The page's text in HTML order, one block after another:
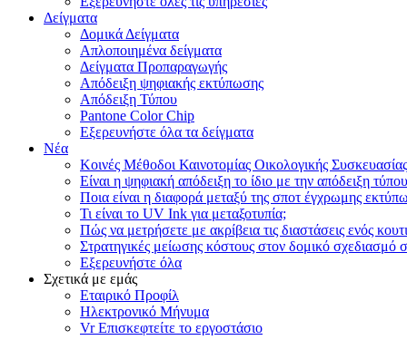
Δείγματα
Δομικά Δείγματα
Απλοποιημένα δείγματα
Δείγματα Προπαραγωγής
Απόδειξη ψηφιακής εκτύπωσης
Απόδειξη Τύπου
Pantone Color Chip
Εξερευνήστε όλα τα δείγματα
Νέα
Κοινές Μέθοδοι Καινοτομίας Οικολογικής Συσκευασίας
Είναι η ψηφιακή απόδειξη το ίδιο με την απόδειξη
Ποια είναι η διαφορά μεταξύ της σποτ έγχρωμης
Τι είναι το UV Ink για μεταξοτυπία;
Πώς να μετρήσετε με ακρίβεια τις διαστάσεις ενός
Στρατηγικές μείωσης κόστους στον δομικό σχεδιασμό
Εξερευνήστε όλα
Σχετικά με εμάς
Εταιρικό Προφίλ
Ηλεκτρονικό Μήνυμα
Vr Επισκεφτείτε το εργοστάσιο